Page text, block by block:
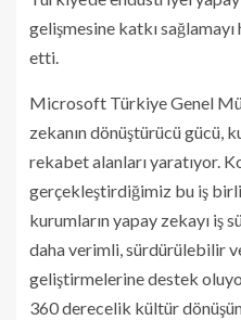
gelişmesine katkı
etti.
Microsoft Türkiye Genel
zekanın dönüştürücü gücü,
rekabet alanları yaratıyor.
gerçekleştirdiğimiz bu iş
kurumların yapay zekayı iş
daha verimli, sürdürülebilir
geliştirmelerine destek
360 derecelik kültür